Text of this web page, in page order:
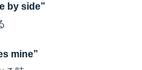
by side”
mine”